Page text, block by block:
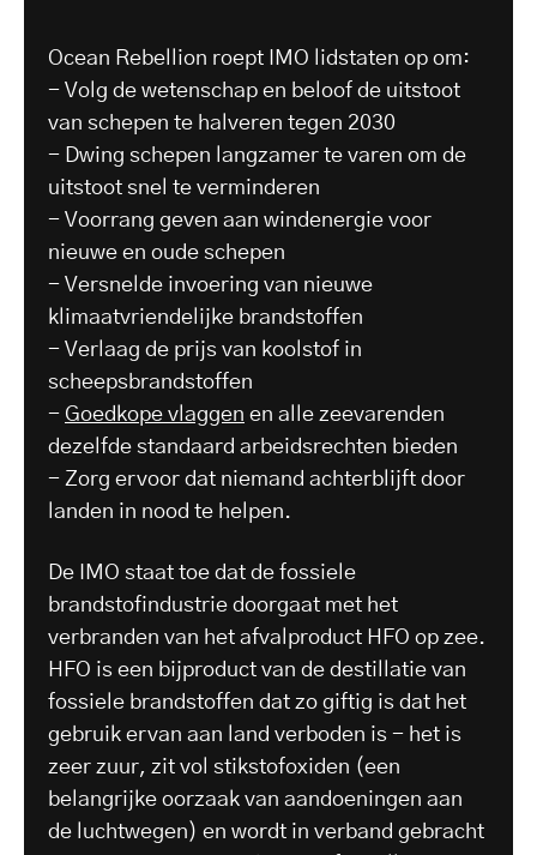
Ocean Rebellion roept IMO lidstaten op om:
- Volg de wetenschap en beloof de uitstoot
van schepen te halveren tegen 2030
- Dwing schepen langzamer te varen om de
uitstoot snel te verminderen
- Voorrang geven aan windenergie voor
nieuwe en oude schepen
- Versnelde invoering van nieuwe
klimaatvriendelijke brandstoffen
- Verlaag de prijs van koolstof in
scheepsbrandstoffen
- Goedkope vlaggen en alle zeevarenden
dezelfde standaard arbeidsrechten bieden
- Zorg ervoor dat niemand achterblijft door
landen in nood te helpen.
De IMO staat toe dat de fossiele
brandstofindustrie doorgaat met het
verbranden van het afvalproduct HFO op zee.
HFO is een bijproduct van de destillatie van
fossiele brandstoffen dat zo giftig is dat het
gebruik ervan aan land verboden is - het is
zeer zuur, zit vol stikstofoxiden (een
belangrijke oorzaak van aandoeningen aan
de luchtwegen) en wordt in verband gebracht